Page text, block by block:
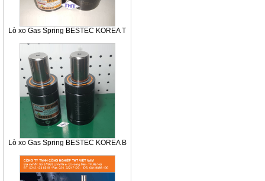
Lò xo Gas Spring BESTEC KOREA T
Lò xo Gas Spring BESTEC KOREA B